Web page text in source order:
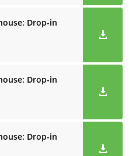
Drop-in
Drop-in
Drop-in